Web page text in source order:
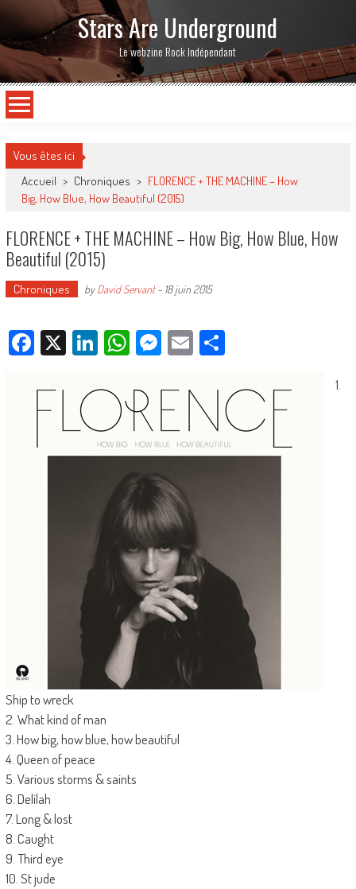
Stars Are Underground
Le webzine Rock Indépendant
Vous êtes ici
Accueil > Chroniques > FLORENCE + THE MACHINE – How
Big, How Blue, How Beautiful (2015)
FLORENCE + THE MACHINE – How Big, How Blue, How
Beautiful (2015)
Chroniques byDavid Servant- 18 juin 2015
Facebook
X LinkedIn
WhatsApp
Messenger
EmailPartager
1.
Ship to wreck
2. What kind of man
3. How big, how blue, how beautiful
4. Queen of peace
5. Various storms & saints
6. Delilah
7. Long & lost
8. Caught
9. Third eye
10. St jude